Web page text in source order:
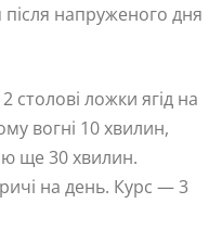
напруженого дня
столові ложки ягід на
вогні 10 хвилин,
ще 30 хвилин.
на день. Курс — 3